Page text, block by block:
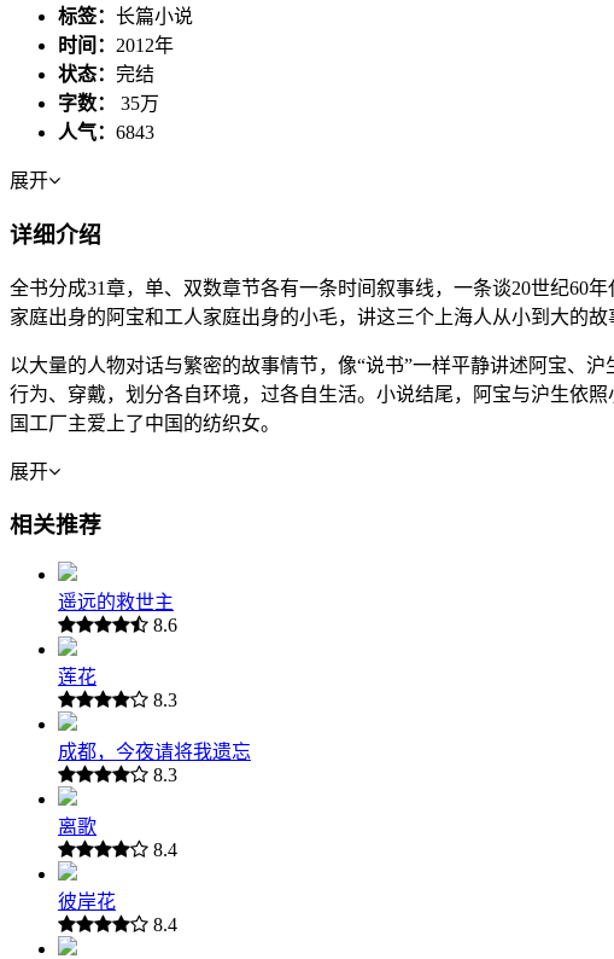
标签： 长篇小说
时间： 2012年
状态： 完结
字数： 35万
人气： 6843
展开
详细介绍
全书分成31章，单、双数章节各有一条时间叙事线，一条谈20世纪60
家庭出身的阿宝和工人家庭出身的小毛，讲这三个上海人从小到大的故
以大量的人物对话与繁密的故事情节，像“说书”一样平静讲述阿宝、
行为、穿戴，划分各自环境，过各自生活。小说结尾，阿宝与沪生依
国工厂主爱上了中国的纺织女。
展开
相关推荐
遥远的救世主
8.6
莲花
8.3
成都，今夜请将我遗忘
8.3
离歌
8.4
彼岸花
8.4